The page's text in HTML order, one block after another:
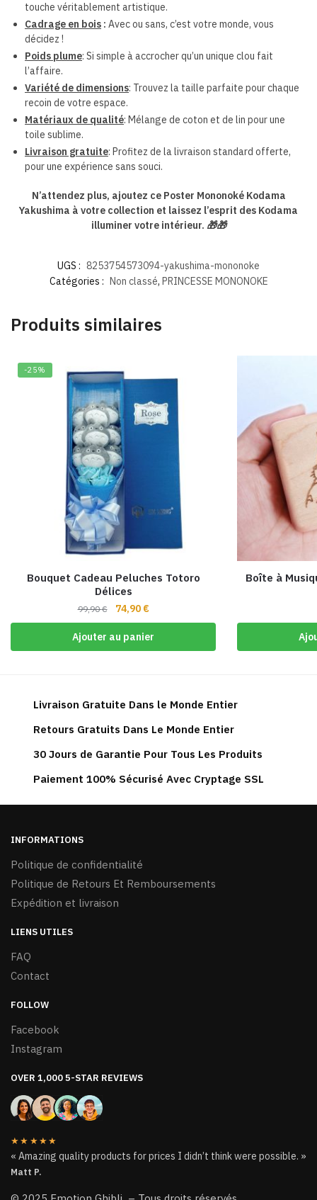
touche véritablement artistique.
Cadrage en bois : Avec ou sans, c’est votre monde, vous
décidez !
Poids plume: Si simple à accrocher qu’un unique clou fait
l’affaire.
Variété de dimensions: Trouvez la taille parfaite pour chaque
recoin de votre espace.
Matériaux de qualité: Mélange de coton et de lin pour une
toile sublime.
Livraison gratuite: Profitez de la livraison standard offerte,
pour une expérience sans souci.
N’attendez plus, ajoutez ce Poster Mononoké Kodama
Yakushima à votre collection et laissez l’esprit des Kodama
illuminer votre intérieur. 🎁🎁
UGS : 8253754573094-yakushima-mononoke
Catégories : Non classé, PRINCESSE MONONOKE
Produits similaires
-25%
Bouquet Cadeau Peluches Totoro
Délices
99,90€
Le
prix
initial
était :
74,90 €Le
prix
actuel
est :
Ajouter au panier
Boîte à
Livraison Gratuite Dans le Monde Entier
Retours Gratuits Dans Le Monde Entier
30 Jours de Garantie Pour Tous Les Produits
Paiement 100% Sécurisé Avec Cryptage SSL
INFORMATIONS
Politique de confidentialité
Politique de Retours Et Remboursements
Expédition et livraison
LIENS UTILES
FAQ
Contact
FOLLOW
Facebook
Instagram
OVER 1,000 5-STAR REVIEWS
★★★★★
« Amazing quality products for prices I didn’t think were possible. »
Matt P.